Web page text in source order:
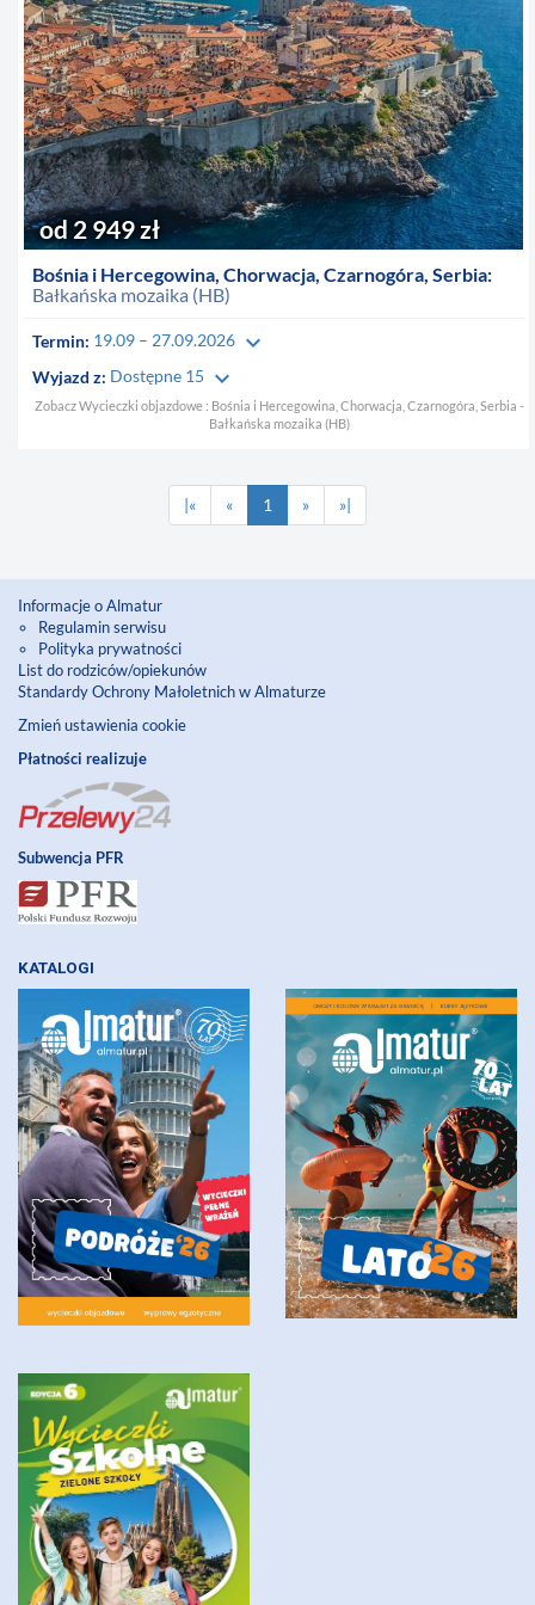
Bośnia i Hercegowina, Chorwacja, Czarnogóra, Serbia:
Bałkańska mozaika (HB)
od 2 949 zł
Termin: 19.09 – 27.09.2026 keyboard_arrow_down
Wyjazd z: Dostępne 15 keyboard_arrow_down
Zobacz Wycieczki objazdowe : Bośnia i Hercegowina, Chorwacja, Czarnogóra, Serbia -
Bałkańska mozaika (HB)
|« « 1 » »|
Informacje o Almatur
Regulamin serwisu
Polityka prywatności
List do rodziców/opiekunów
Standardy Ochrony Małoletnich w Almaturze
Zmień ustawienia cookie
Płatności realizuje
Subwencja PFR
KATALOGI